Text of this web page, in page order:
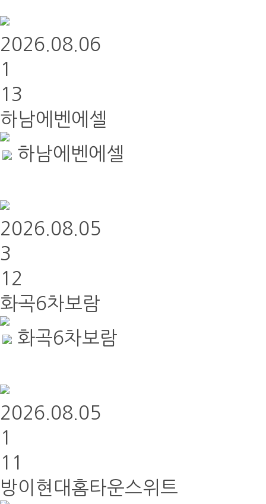
2026.08.06
1
13
하남에벤에셀
하남에벤에셀
2026.08.05
3
12
화곡6차보람
화곡6차보람
2026.08.05
1
11
방이현대홈타운스위트